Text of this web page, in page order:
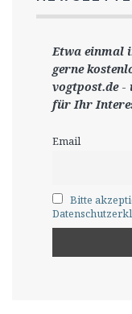
Etwa einmal
gerne
vogtpost.de-
für Ihr
Email
Bitte